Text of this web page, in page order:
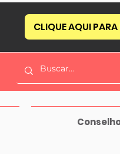
CLIQUE AQUI